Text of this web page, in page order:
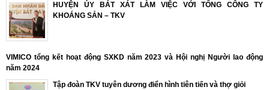
HUYỆN ỦY BÁT XÁT LÀM VIỆC VỚI TỔNG CÔNG TY
KHOÁNG SẢN – TKV
VIMICO tổng kết hoạt động SXKD năm 2023 và Hội nghị Người lao động
năm 2024
Tập đoàn TKV tuyên dương điển hình tiên tiến và thợ giỏi